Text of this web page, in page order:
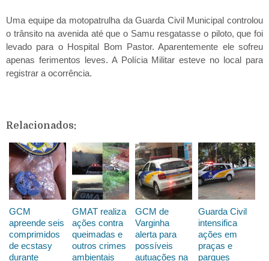
Uma equipe da motopatrulha da Guarda Civil Municipal controlou
o trânsito na avenida até que o Samu resgatasse o piloto, que foi
levado para o Hospital Bom Pastor. Aparentemente ele sofreu
apenas ferimentos leves. A Polícia Militar esteve no local para
registrar a ocorrência.
Relacionados:
GCM
apreende seis
comprimidos
de ecstasy
durante
GMAT realiza
ações contra
queimadas e
outros crimes
ambientais
GCM de
Varginha
alerta para
possíveis
autuações na
Guarda Civil
intensifica
ações em
praças e
parques